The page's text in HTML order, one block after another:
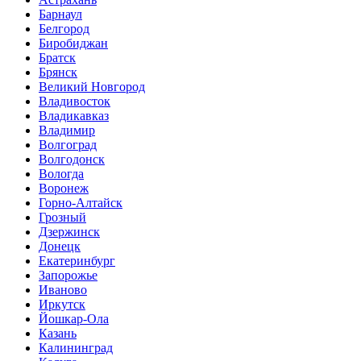
Барнаул
Белгород
Биробиджан
Братск
Брянск
Великий Новгород
Владивосток
Владикавказ
Владимир
Волгоград
Волгодонск
Вологда
Воронеж
Горно-Алтайск
Грозный
Дзержинск
Донецк
Екатеринбург
Запорожье
Иваново
Иркутск
Йошкар-Ола
Казань
Калининград